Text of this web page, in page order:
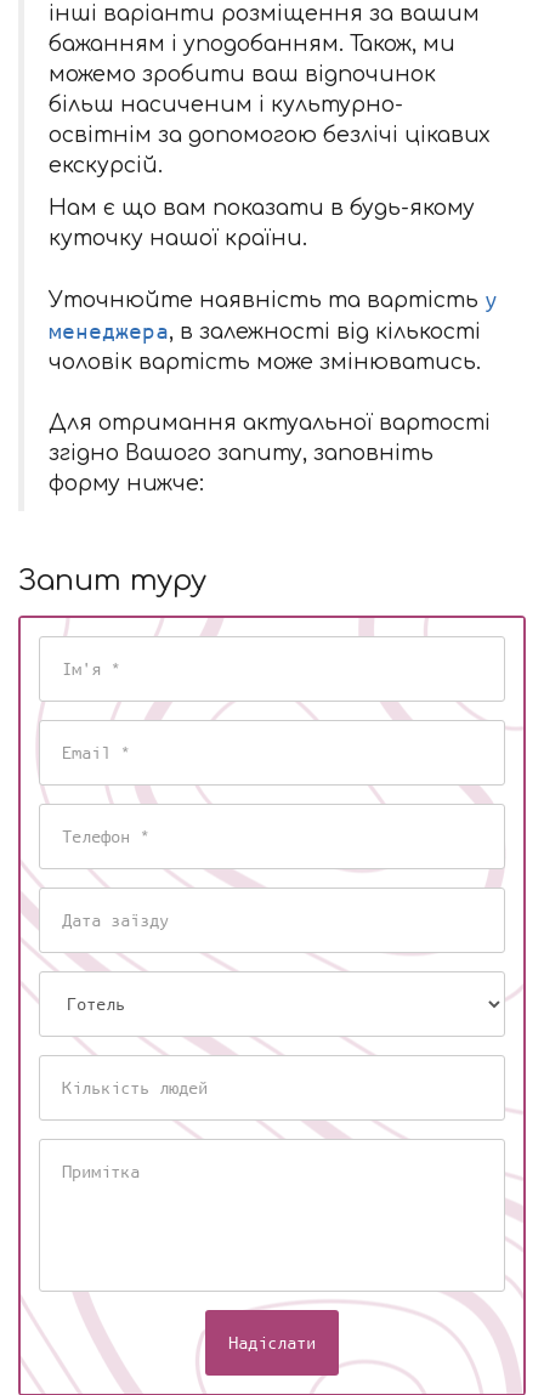
інші варіанти розміщення за вашим
бажанням і уподобанням. Також, ми
можемо зробити ваш відпочинок
більш насиченим і культурно-
освітнім за допомогою безлічі цікавих
екскурсій.
Нам є що вам показати в будь-якому
куточку нашої країни.
Уточнюйте наявність та вартість у
менеджера, в залежності від кількості
чоловік вартість може змінюватись.
Для отримання актуальної вартості
згідно Вашого запиту, заповніть
форму нижче:
Запит туру
заїзду
людей
Надіслати